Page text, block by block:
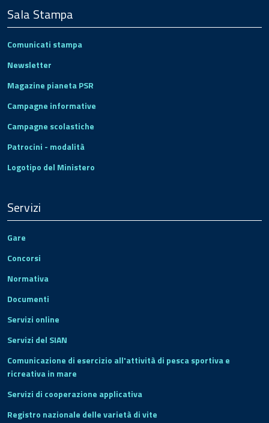
Sala Stampa
Comunicati stampa
Newsletter
Magazine pianeta PSR
Campagne informative
Campagne scolastiche
Patrocini - modalità
Logotipo del Ministero
Servizi
Gare
Concorsi
Normativa
Documenti
Servizi online
Servizi del SIAN
Comunicazione di esercizio all'attività di pesca sportiva e
ricreativa in mare
Servizi di cooperazione applicativa
Registro nazionale delle varietà di vite